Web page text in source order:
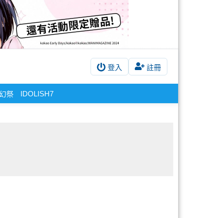
登入 註冊
祭 IDOLISH7